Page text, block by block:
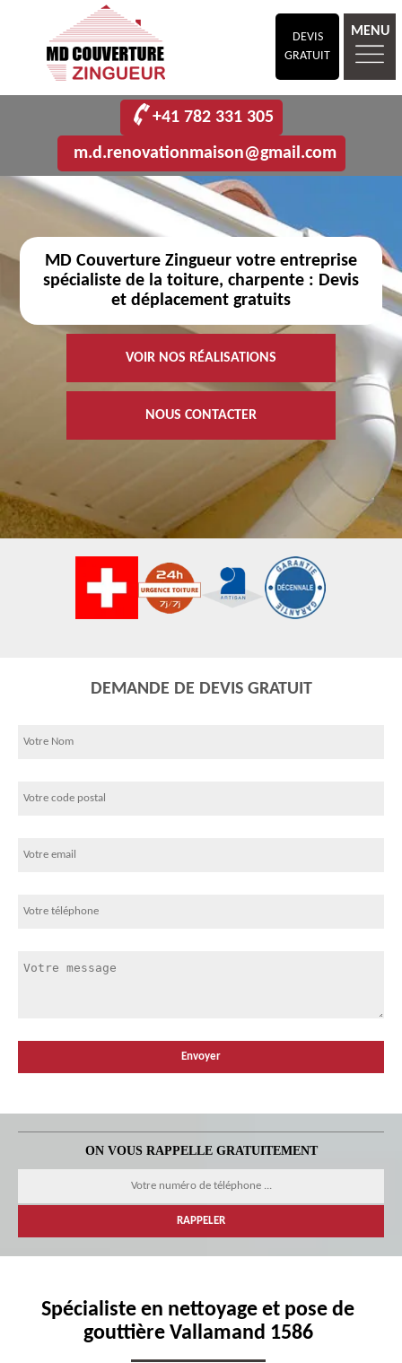
DEVIS
GRATUIT
MENU
+41 782 331 305
m.d.renovationmaison@gmail.com
MD Couverture Zingueur votre entreprise
spécialiste de la toiture, charpente : Devis
et déplacement gratuits
VOIR NOS RÉALISATIONS
NOUS CONTACTER
DEMANDE DE DEVIS GRATUIT
ON VOUS RAPPELLE GRATUITEMENT
Spécialiste en nettoyage et pose de
gouttière Vallamand 1586